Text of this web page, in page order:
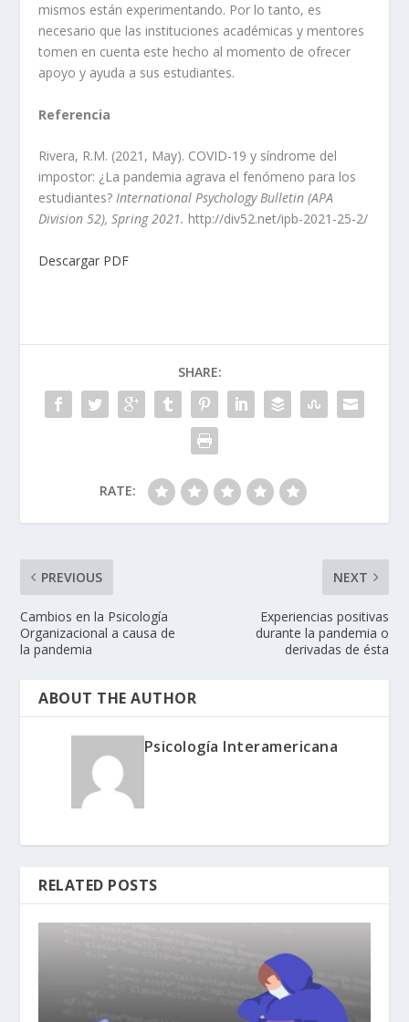
mismos están experimentando. Por lo tanto, es
necesario que las instituciones académicas y mentores
tomen en cuenta este hecho al momento de ofrecer
apoyo y ayuda a sus estudiantes.
Referencia
Rivera, R.M. (2021, May). COVID-19 y síndrome del
impostor: ¿La pandemia agrava el fenómeno para los
estudiantes?International Psychology Bulletin (APA
Division 52), Spring 2021. http://div52.net/ipb-2021-25-2/
Descargar PDF
SHARE:
RATE:
PREVIOUS
Cambios en la Psicología
Organizacional a causa de
la pandemia
NEXT
Experiencias positivas
durante la pandemia o
derivadas de ésta
ABOUT THE AUTHOR
Psicología Interamericana
RELATED POSTS